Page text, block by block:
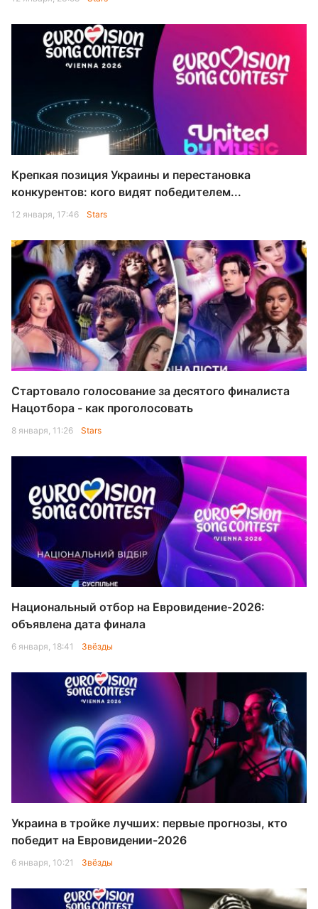
Крепкая позиция Украины и перестановка
конкурентов: кого видят победителем...
12 января, 17:46 Stars
Стартовало голосование за десятого финалиста
Нацотбора - как проголосовать
8 января, 11:26 Stars
Национальный отбор на Евровидение-2026:
объявлена дата финала
6 января, 18:41 Звёзды
Украина в тройке лучших: первые прогнозы, кто
победит на Евровидении-2026
6 января, 10:21 Звёзды